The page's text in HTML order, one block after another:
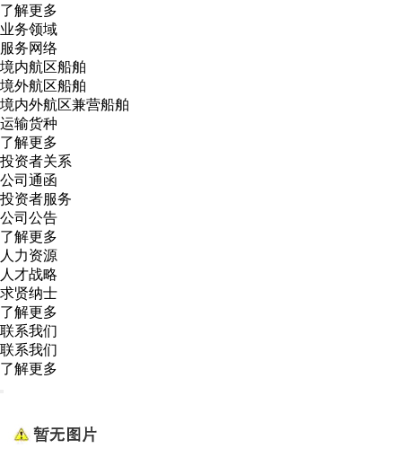
了解更多
业务领域
服务网络
境内航区船舶
境外航区船舶
境内外航区兼营船舶
运输货种
了解更多
投资者关系
公司通函
投资者服务
公司公告
了解更多
人力资源
人才战略
求贤纳士
了解更多
联系我们
联系我们
了解更多